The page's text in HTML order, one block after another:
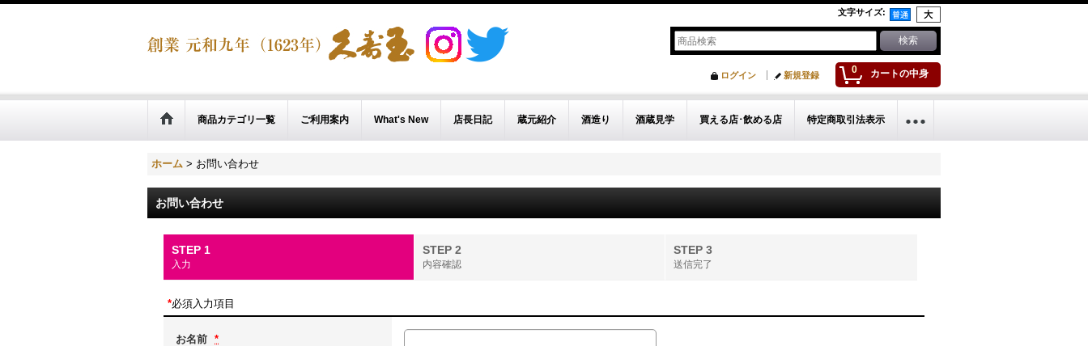
文字サイズ:
0 カートの中身
ログイン 新規登録
商品カテゴリ一覧 ご利用案内 What's New 店長日記 蔵元紹介 酒造り 酒蔵見学 買える店･飲める店 特定商取引法表示
ホーム > お問い合わせ
お問い合わせ
STEP 1
入力
STEP 2
内容確認
STEP 3
送信完了
*必須入力項目
お名前 *